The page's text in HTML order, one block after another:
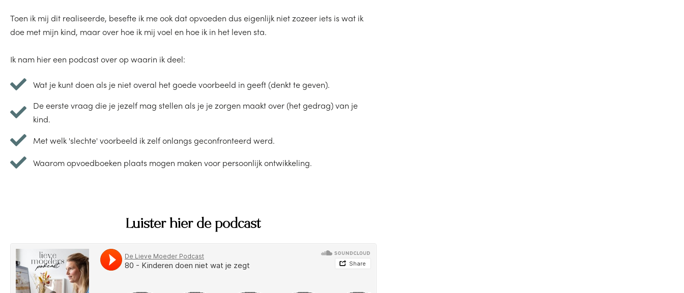
Toen ik mij dit realiseerde, besefte ik me ook dat opvoeden dus eigenlijk niet zozeer iets is wat ik
doe met mijn kind, maar over hoe ik mij voel en hoe ik in het leven sta.
Ik nam hier een podcast over op waarin ik deel:
Wat je kunt doen als je niet overal het goede voorbeeld in geeft (denkt te geven).
De eerste vraag die je jezelf mag stellen als je je zorgen maakt over (het gedrag) van je
kind.
Met welk 'slechte' voorbeeld ik zelf onlangs geconfronteerd werd.
Waarom opvoedboeken plaats mogen maken voor persoonlijk ontwikkeling.
Luister hier de podcast